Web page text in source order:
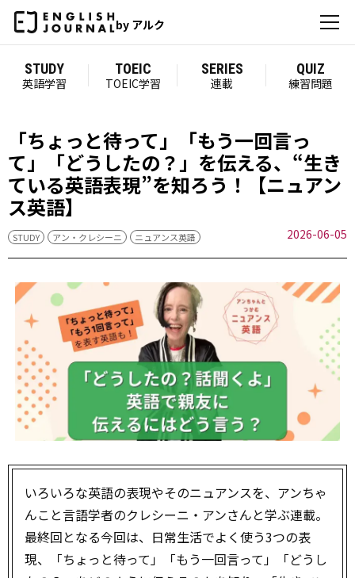
by アルク
STUDY
英語学習
TOEIC
TOEIC学習
SERIES
連載
QUIZ
練習問題
「ちょっと待って」「もう一回言っ
て」「どうしたの？」を伝える、“生き
ている英語表現”を知ろう！【ニュアン
ス英語】
STUDY アン・クレシーニ ニュアンス英語 2026-06-05
いろいろな英語の表現やそのニュアンスを、アンちゃ
んこと言語学者のクレシーニ・アンさんと学ぶ連載。
最終回となる今回は、日常生活でよく使う3つの表
現、「ちょっと待って」「もう一回言って」「どうし